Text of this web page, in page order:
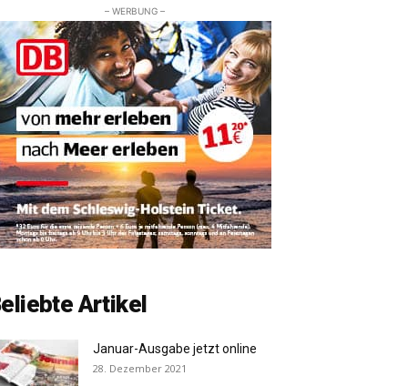
– WERBUNG –
Artikel
Januar-Ausgabe jetzt online
28. Dezember 2021